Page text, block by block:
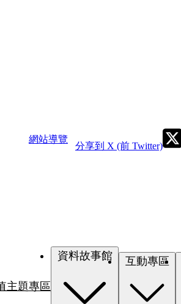
網站導覽
分享到 X (前 Twitter)
主題專區
資料故事館